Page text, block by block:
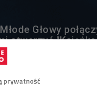
Głowy
stworzyć
się w niej
jeszcze kilka. Bo
być inna.
prywatność